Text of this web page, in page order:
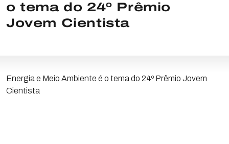
o tema do 24º Prêmio
Jovem Cientista
Energia e Meio Ambiente é o tema do 24º Prêmio Jovem
Cientista